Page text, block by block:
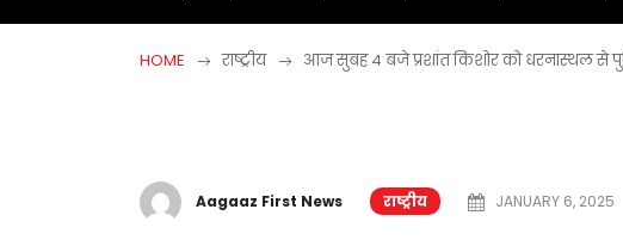
HOME राष्ट्रीय आज सुबह 4 बजे प्रशांत किशोर को धरनास्थल से
Aagaaz First News राष्ट्रीय JANUARY 6, 2025